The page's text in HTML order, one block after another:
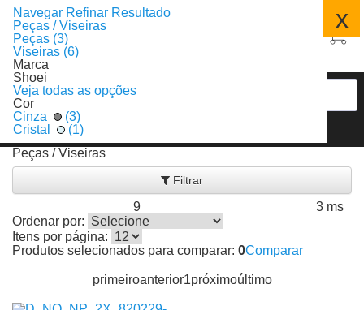
x
Navegar Refinar Resultado
Peças / Viseiras
Peças (3)
Viseiras (6)
Marca
Shoei
Veja todas as opções
Cor
Cinza
(3)
Cristal
(1)
Peças / Viseiras
Filtrar
9
3 ms
Ordenar por:
Itens por página:
Produtos selecionados para comparar: 0Comparar
primeiroanterior1próximoúltimo